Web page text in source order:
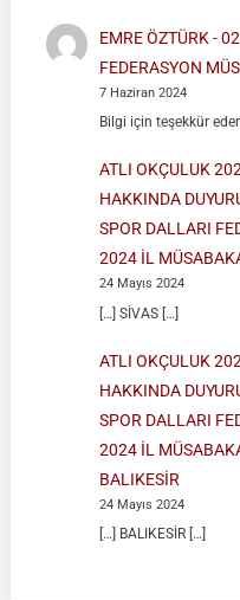
EMRE ÖZTÜRK-
FEDERASYON
7 Haziran 2024
Bilgi için teşekkür
ATLI OKÇULUK
HAKKINDA
SPOR DALLARI
2024 İL
24 Mayıs 2024
[…] SİVAS […]
ATLI OKÇULUK
HAKKINDA
SPOR DALLARI
2024 İL
BALIKESİR
24 Mayıs 2024
[…] BALIKESİR […]